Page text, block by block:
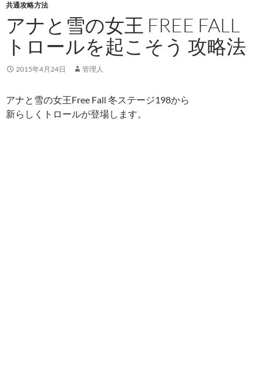
共通攻略方法
アナと雪の女王 FREE FALL
トロールを起こそう 攻略法
2015年4月24日 管理人
アナと雪の女王Free Fall 冬ステージ198から
新らしくトロールが登場します。